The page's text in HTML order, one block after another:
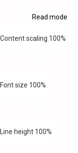
Read mode
Content scaling 100%
Font size 100%
Line height 100%